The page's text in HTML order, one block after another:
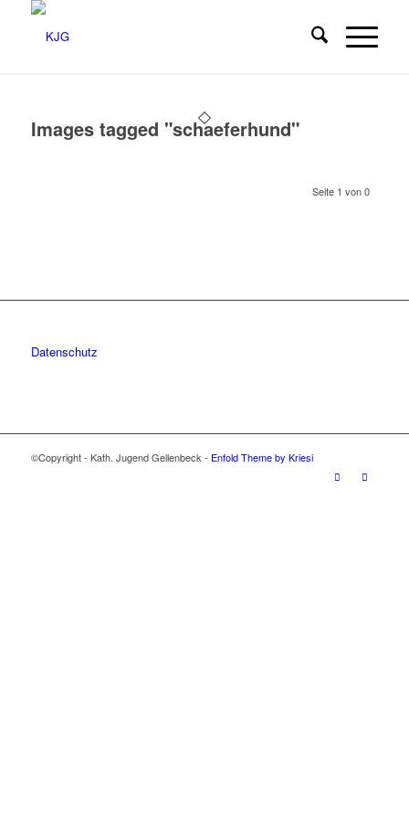
Images tagged "schaeferhund"
Seite 1 von 0
Datenschutz
©Copyright - Kath. Jugend Gellenbeck - Enfold Theme by Kriesi